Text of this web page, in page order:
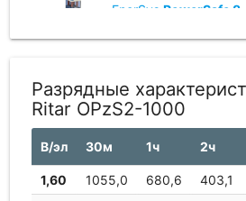
EnerSys PowerSafe 8
EverExceed8 OPzS
ExideClassic 8 OPzS
800
Разрядные
Ritar OPzS2-1000
В/эл 30м 1ч 2ч
1,60 1055,0 680,6 403,1